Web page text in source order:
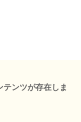
テンツが存在しま